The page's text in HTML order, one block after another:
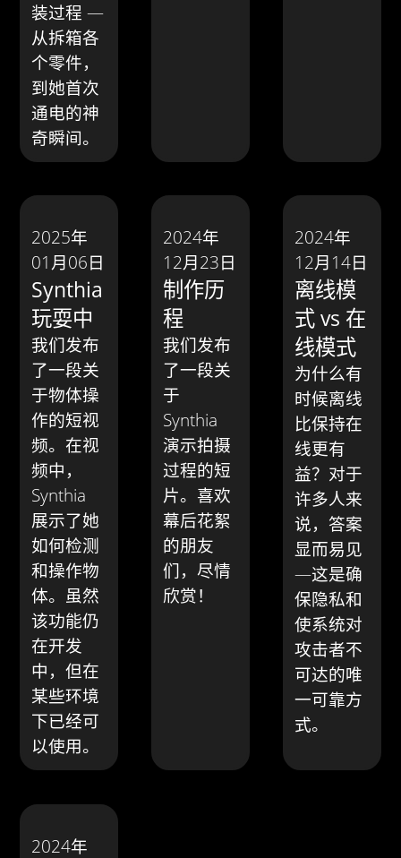
装过程 —
从拆箱各
个零件，
到她首次
通电的神
奇瞬间。
2025年
01月06日
Synthia
玩耍中
我们发布
了一段关
于物体操
作的短视
频。在视
频中，
Synthia
展示了她
如何检测
和操作物
体。虽然
该功能仍
在开发
中，但在
某些环境
下已经可
以使用。
2024年
12月23日
制作历
程
我们发布
了一段关
于
Synthia
演示拍摄
过程的短
片。喜欢
幕后花絮
的朋友
们，尽情
欣赏！
2024年
12月14日
离线模
式 vs 在
线模式
为什么有
时候离线
比保持在
线更有
益？对于
许多人来
说，答案
显而易见
—这是确
保隐私和
使系统对
攻击者不
可达的唯
一可靠方
式。
2024年